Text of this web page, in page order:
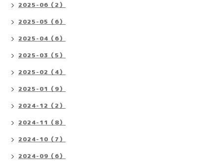
2025-06（2）
2025-05（6）
2025-04（6）
2025-03（5）
2025-02（4）
2025-01（9）
2024-12（2）
2024-11（8）
2024-10（7）
2024-09（6）